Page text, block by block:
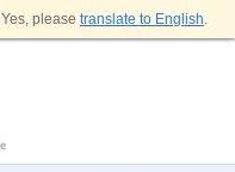
Yes, please translate to English.